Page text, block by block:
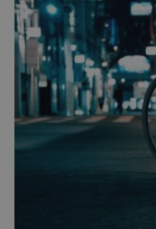
egyptologického
v plánu také
„V průběhu
zpracování
měsíc, kdy […]